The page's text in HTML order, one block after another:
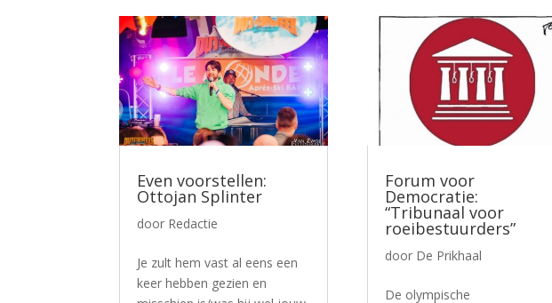
Even voorstellen:
Ottojan Splinter
door Redactie
Je zult hem vast al eens een
keer hebben gezien en
Forum voor
Democratie:
“Tribunaal voor
roeibestuurders”
door De Prikhaal
De olympische